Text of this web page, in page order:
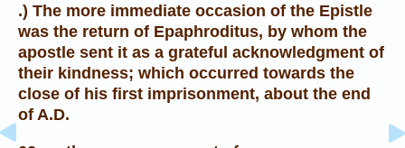
.) The more immediate occasion of the Epistle
was the return of Epaphroditus, by whom the
apostle sent it as a grateful acknowledgment of
their kindness; which occurred towards the
close of his first imprisonment, about the end
of A.D.